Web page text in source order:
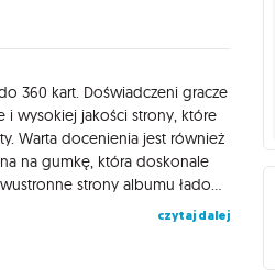
360 kart. Doświadczeni gracze
i wysokiej jakości strony, które
Warta docenienia jest również
na gumkę, która doskonale
utrzymuje zawartość albumu w ryzach. Dwustronne strony albumu ładowane z boku zapewniają utrzymanie kolecji w porządku. Album przystosowany jest do kart w rozmiarze standard i standard-Japanese, nawet podwójnie zakoszulkowanych! CECHY Album 20 dwustronnych arkuszy z 18 kieszeniami, mieszczący 360 podwójnie zakoszulkowanych kart* Wytrzymały produkt z bezpiecznym zamknięciem w postaci gumki Produkt na oficjalnej licencji Star Wars Album odporny na uszkodzenia mechaniczne, idealny do zabrania w podróż Przystosowany do kart w rozmiarze standard i standard-Japanese Wykonany z wysokiej jakości surowców Brak związków kwasowych Bez domieszek polichlorku winylu
czytaj dalej